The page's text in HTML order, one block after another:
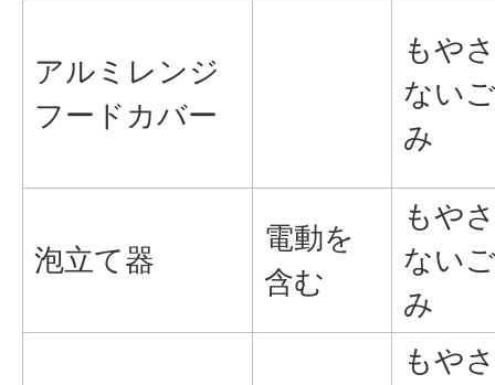
アルミレンジ
フードカバー
もやさ
ないご
み
泡立て器
電動を
含む
もやさ
ないご
み
もやさ